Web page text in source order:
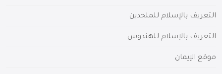
التعريف بالإسلام للملحدين
التعريف بالإسلام للهندوس
موقع الإيمان